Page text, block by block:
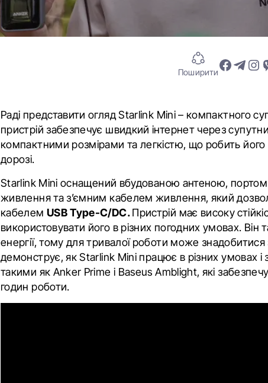
Поширити
Раді представити огляд Starlink Mini – компактного
пристрій забезпечує швидкий інтернет через
компактними розмірами та легкістю, що робить
дорозі.
Starlink Mini оснащений вбудованою антеною,
живлення та зʼємним кабелем живлення, який
кабелем USB Type-C/DC.Пристрій має високу
використовувати його в різних погодних умовах.
енергії, тому для тривалої роботи може знадобитися
демонструє, як Starlink Mini працює в різних умовах
такими як Anker Prime і Baseus Amblight, які
годин роботи.